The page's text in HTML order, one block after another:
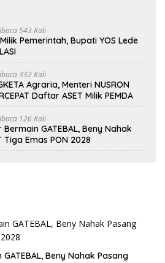
543 Kali
Milik Pemerintah, Bupati YOS Lede
332 Kali
Agraria, Menteri NUSRON
Daftar ASET Milik PEMDA
126 Kali
Bermain GATEBAL, Beny Nahak
Tiga Emas PON 2028
Beny Nahak Pasang